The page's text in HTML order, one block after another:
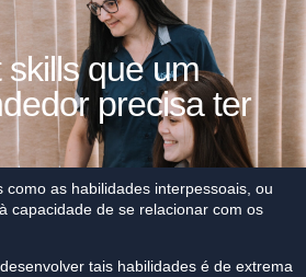
skills que um
precisa ter
como as habilidades interpessoais, ou
capacidade de se relacionar com os
tais habilidades é de extrema